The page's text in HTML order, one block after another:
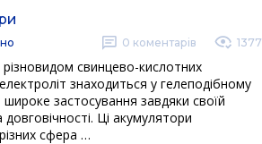
0 коментарів 1377
свинцево-кислотних
знаходиться у гелеподібному
застосування завдяки своїй
довговічності. Ці акумулятори
сфера …